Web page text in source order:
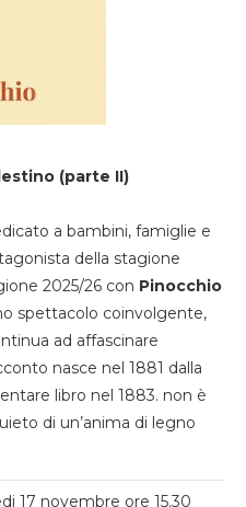
(parte II)
a bambini, famiglie e
della stagione
2025/26 con Pinocchio
spettacolo coinvolgente,
ad affascinare
nasce nel 1881 dalla
libro nel 1883. non è
di un’anima di legno
17 novembre ore 15.30